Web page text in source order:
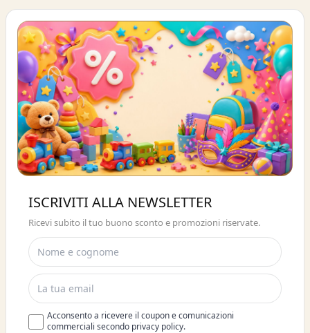
ISCRIVITI E OTTIENI SUBITO UNO
SCONTO DEL 10%
ISCRIVITI ALLA NEWSLETTER
Ricevi subito il tuo buono sconto e promozioni riservate.
Acconsento a ricevere il coupon e comunicazioni
commerciali secondo privacy policy.